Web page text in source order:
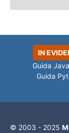
IN
Guida
Guida
© 2003 - 2025